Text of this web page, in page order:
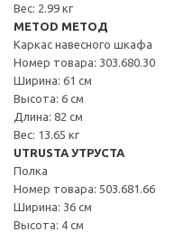
Вес: 2.99 кг
METOD МЕТОД
Каркас навесного шкафа
Номер товара: 303.680.30
Ширина: 61 см
Высота: 6 см
Длина: 82 см
Вес: 13.65 кг
UTRUSTA УТРУСТА
Полка
Номер товара: 503.681.66
Ширина: 36 см
Высота: 4 см